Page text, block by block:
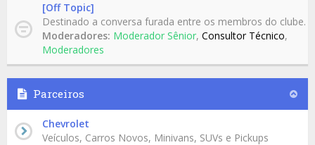
[Off Topic]
Destinado a conversa furada entre os membros do clube.
Moderadores: Moderador Sênior, Consultor Técnico,
Moderadores
Parceiros
Chevrolet
Veículos, Carros Novos, Minivans, SUVs e Pickups